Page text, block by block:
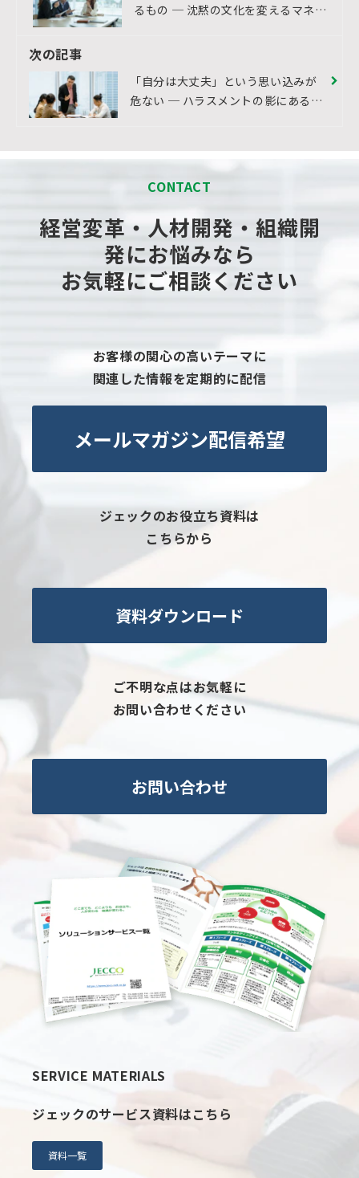
るもの ─ 沈黙の文化を変えるマネジ
次の記事
「自分は大丈夫」という思い込みが
危ない ─ ハラスメントの影にある認
CONTACT
経営変革・人材開発・組織開
発にお悩みなら
お気軽にご相談ください
お客様の関心の高いテーマに
関連した情報を定期的に配信
メールマガジン配信希望
ジェックのお役立ち資料は
こちらから
資料ダウンロード
ご不明な点はお気軽に
お問い合わせください
お問い合わせ
SERVICE MATERIALS
ジェックのサービス資料はこちら
資料一覧